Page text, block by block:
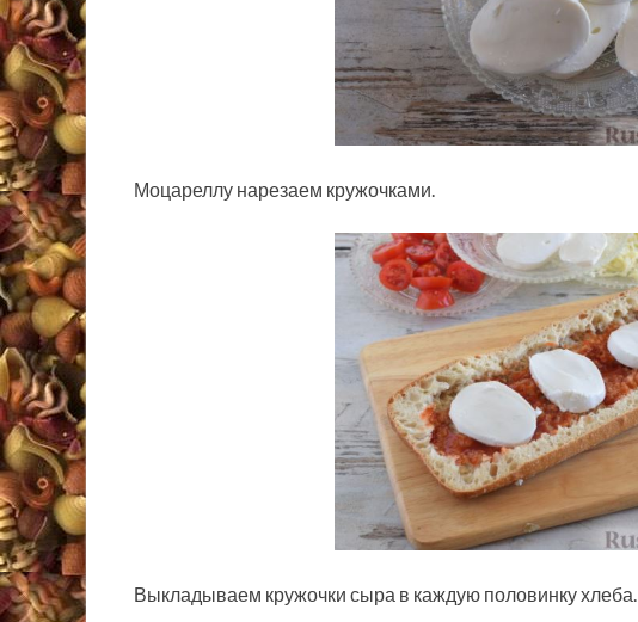
Моцареллу нарезаем кружочками.
Выкладываем кружочки сыра в каждую половинку хлеба.